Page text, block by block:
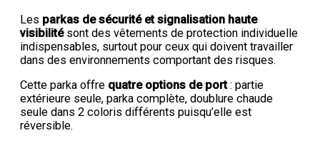
Les parkas de sécurité et signalisation haute
visibilitésont des vêtements de protection individuelle
indispensables, surtout pour ceux qui doivent travailler
dans des environnements comportant des risques.
Cette parka offre quatre options de port: partie
extérieure seule, parka complète, doublure chaude
seule dans 2 coloris différents puisqu’elle est
réversible.